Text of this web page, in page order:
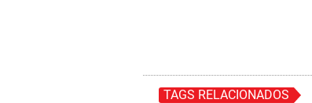
TAGS RELACIONADOS